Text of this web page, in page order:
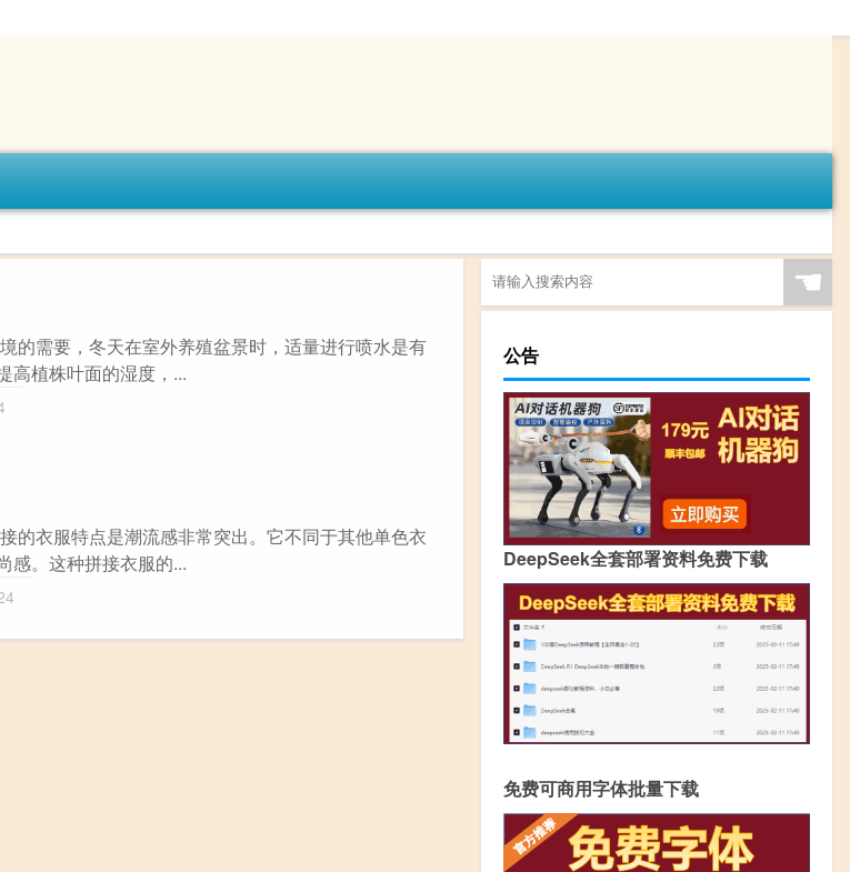
的需要，冬天在室外养殖盆景时，适量进行喷水是有
高植株叶面的湿度，...
的衣服特点是潮流感非常突出。它不同于其他单色衣
感。这种拼接衣服的...
☚
公告
DeepSeek全套部署资料免费下载
免费可商用字体批量下载